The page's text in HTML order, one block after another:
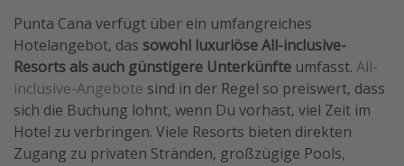
Punta Cana verfügt über ein umfangreiches
Hotelangebot, das sowohl luxuriöse All-inclusive-
Resorts als auch günstigere Unterkünfte umfasst. All-
inclusive-Angebote sind in der Regel so preiswert, dass
sich die Buchung lohnt, wenn Du vorhast, viel Zeit im
Hotel zu verbringen. Viele Resorts bieten direkten
Zugang zu privaten Stränden, großzügige Pools,